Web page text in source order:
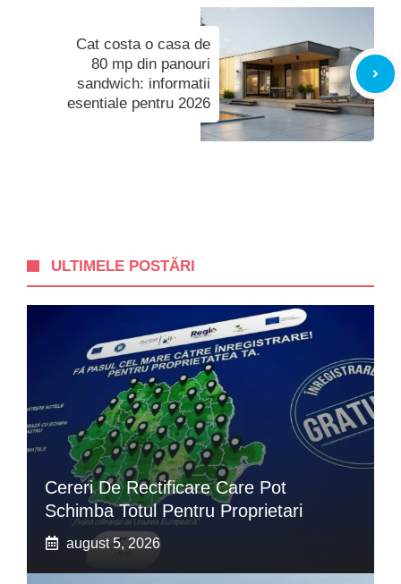
Cat costa o casa de
80 mp din panouri
sandwich: informatii
esentiale pentru 2026
ULTIMELE POSTĂRI
Cereri De Rectificare Care Pot
Schimba Totul Pentru Proprietari
august 5, 2026